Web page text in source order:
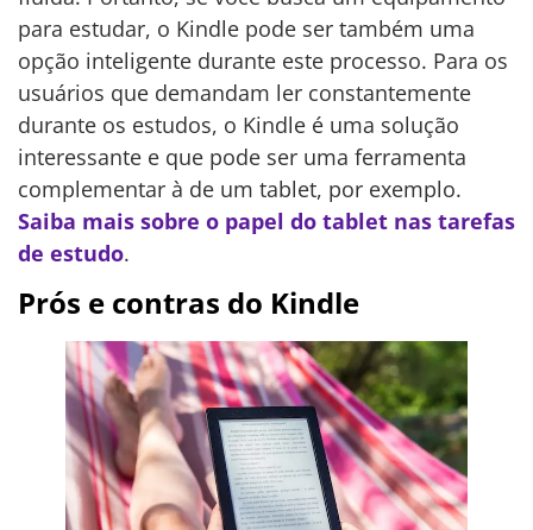
para estudar, o Kindle pode ser também uma
opção inteligente durante este processo. Para os
usuários que demandam ler constantemente
durante os estudos, o Kindle é uma solução
interessante e que pode ser uma ferramenta
complementar à de um tablet, por exemplo.
Saiba mais sobre o papel do tablet nas tarefas
de estudo.
Prós e contras do Kindle